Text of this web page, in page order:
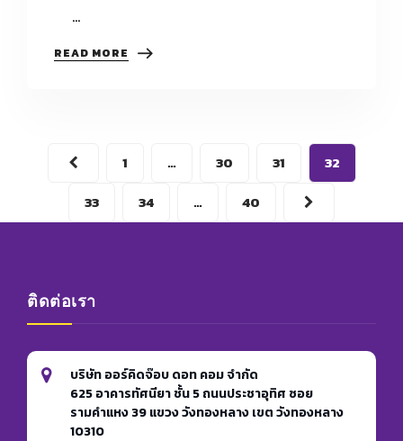
…
READ MORE
ตัว
1 … 30 31
32
33
34 … 40
ติดต่อเรา
บริษัท ออร์คิดจ๊อบ ดอท คอม จำกัด
625 อาคารทัศนียา ชั้น 5 ถนนประชาอุทิศ ซอย
รามคำแหง 39 แขวง วังทองหลาง เขต วังทองหลาง
10310